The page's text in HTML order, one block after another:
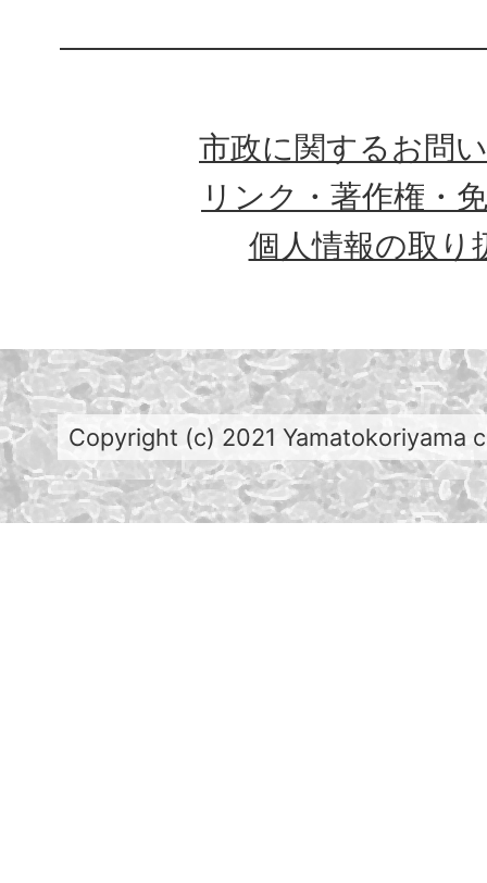
市政に関するお問
リンク・著作権・
個人情報の取り
Copyright (c) 2021 Yamatokoriyama